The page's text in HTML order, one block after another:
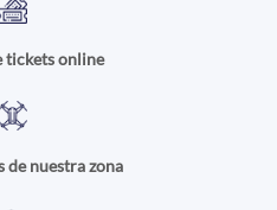
tickets online
de nuestra zona